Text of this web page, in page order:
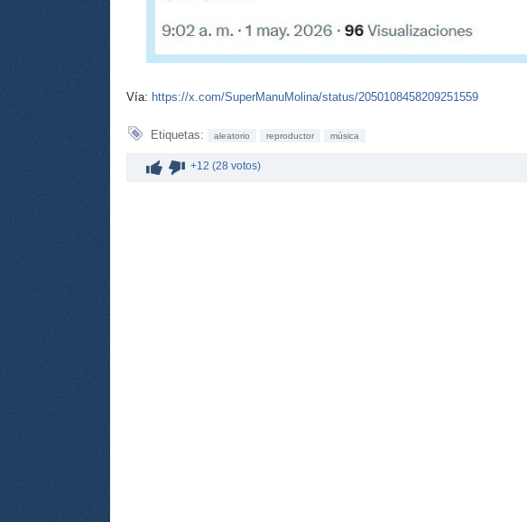
Vía: https://x.com/SuperManuMolina/status/2050108458209251559
Etiquetas: aleatorio reproductor música
+12 (28 votos)